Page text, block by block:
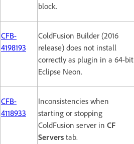
block.
CFB-
4198193
ColdFusion Builder (2016
release) does not install
correctly as plugin in a 64-bit
Eclipse Neon.
CFB-
4118933
Inconsistencies when
starting or stopping
ColdFusion server in CF
Servers tab.